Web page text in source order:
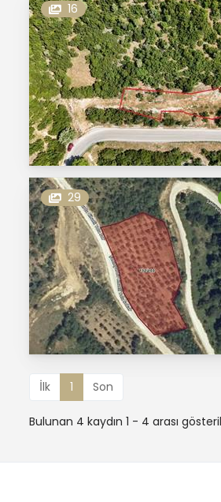
16
29
İlk 1 Son
Bulunan 4 kaydın 1 - 4 arası